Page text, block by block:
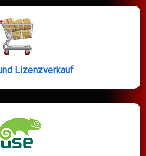
Lizenzverkauf